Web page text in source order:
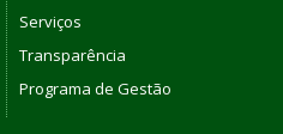
Serviços
Transparência
Programa de Gestão